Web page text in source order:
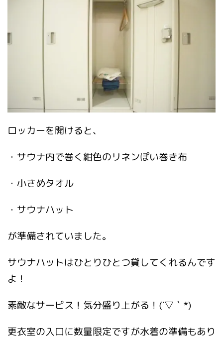
ロッカーを開けると、
・サウナ内で巻く紺色のリネンぽい巻き布
・小さめタオル
・サウナハット
が準備されていました。
サウナハットはひとりひとつ貸してくれるんです
よ！
素敵なサービス！気分盛り上がる！(´▽｀*)
更衣室の入口に数量限定ですが水着の準備もあり